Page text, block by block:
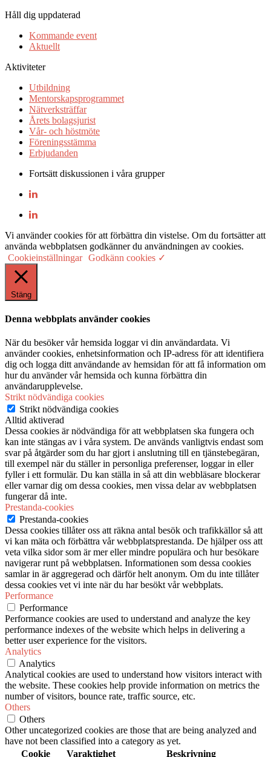
Håll dig uppdaterad
Kommande event
Aktuellt
Aktiviteter
Utbildning
Mentorskapsprogrammet
Nätverksträffar
Årets bolagsjurist
Vår- och höstmöte
Föreningsstämma
Erbjudanden
Fortsätt diskussionen i våra grupper
Vi använder cookies för att förbättra din vistelse. Om du fortsätter att
använda webbplatsen godkänner du användningen av cookies.
Cookieinställningar Godkänn cookies ✓
Stäng
Denna webbplats använder cookies
När du besöker vår hemsida loggar vi din användardata. Vi
använder cookies, enhetsinformation och IP-adress för att identifiera
dig och logga ditt användande av hemsidan för att få information om
hur du använder vår hemsida och kunna förbättra din
användarupplevelse.
Strikt nödvändiga cookies
Strikt nödvändiga cookies
Alltid aktiverad
Dessa cookies är nödvändiga för att webbplatsen ska fungera och
kan inte stängas av i våra system. De används vanligtvis endast som
svar på åtgärder som du har gjort i anslutning till en tjänstebegäran,
till exempel när du ställer in personliga preferenser, loggar in eller
fyller i ett formulär. Du kan ställa in så att din webbläsare blockerar
eller varnar dig om dessa cookies, men vissa delar av webbplatsen
fungerar då inte.
Prestanda-cookies
Prestanda-cookies
Dessa cookies tillåter oss att räkna antal besök och trafikkällor så att
vi kan mäta och förbättra vår webbplatsprestanda. De hjälper oss att
veta vilka sidor som är mer eller mindre populära och hur besökare
navigerar runt på webbplatsen. Informationen som dessa cookies
samlar in är aggregerad och därför helt anonym. Om du inte tillåter
dessa cookies vet vi inte när du har besökt vår webbplats.
Performance
Performance
Performance cookies are used to understand and analyze the key
performance indexes of the website which helps in delivering a
better user experience for the visitors.
Analytics
Analytics
Analytical cookies are used to understand how visitors interact with
the website. These cookies help provide information on metrics the
number of visitors, bounce rate, traffic source, etc.
Others
Others
Other uncategorized cookies are those that are being analyzed and
have not been classified into a category as yet.
Cookie
Varaktighet Beskrivning